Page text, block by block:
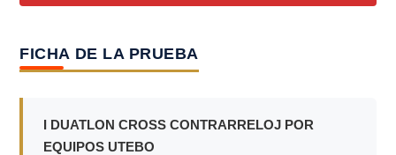
FICHA DE LA PRUEBA
I DUATLON CROSS CONTRARRELOJ POR
EQUIPOS UTEBO